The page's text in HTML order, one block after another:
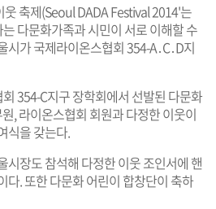
축제(Seoul DADA Festival 2014'는
다문화가족과 시민이 서로 이해할 수
시가 국제라이온스협회 354-A․C․D지
354-C지구 장학회에서 선발된 다문화
, 라이온스협회 회원과 다정한 이웃이
식을 갖는다.
시장도 참석해 다정한 이웃 조인서에 핸
다. 또한 다문화 어린이 합창단이 축하